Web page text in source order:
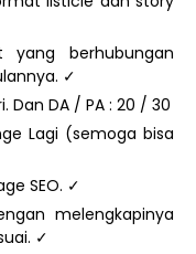
yang berhubungan
✓
Dan DA / PA : 20 / 30
Lagi (semoga bisa
SEO. ✓
melengkapinya
✓